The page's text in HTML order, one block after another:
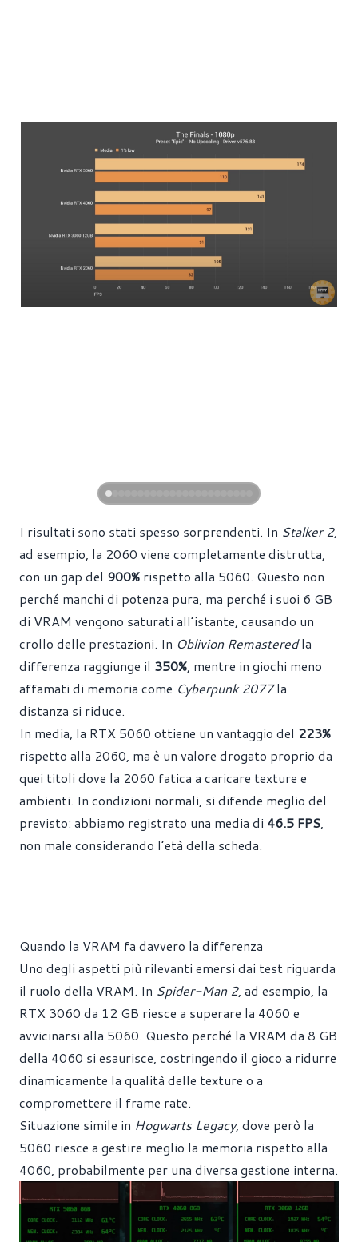
I risultati sono stati spesso sorprendenti. In Stalker 2,
ad esempio, la 2060 viene completamente distrutta,
con un gap del 900% rispetto alla 5060. Questo non
perché manchi di potenza pura, ma perché i suoi 6 GB
di VRAM vengono saturati all’istante, causando un
crollo delle prestazioni. In Oblivion Remasteredla
differenza raggiunge il 350%, mentre in giochi meno
affamati di memoria come Cyberpunk 2077la
distanza si riduce.
In media, la RTX 5060 ottiene un vantaggio del 223%
rispetto alla 2060, ma è un valore drogato proprio da
quei titoli dove la 2060 fatica a caricare texture e
ambienti. In condizioni normali, si difende meglio del
previsto: abbiamo registrato una media di 46.5 FPS,
non male considerando l’età della scheda.
Quando la VRAM fa davvero la differenza
Uno degli aspetti più rilevanti emersi dai test riguarda
il ruolo della VRAM. In Spider-Man 2, ad esempio, la
RTX 3060 da 12 GB riesce a superare la 4060 e
avvicinarsi alla 5060. Questo perché la VRAM da 8 GB
della 4060 si esaurisce, costringendo il gioco a ridurre
dinamicamente la qualità delle texture o a
compromettere il frame rate.
Situazione simile in Hogwarts Legacy, dove però la
5060 riesce a gestire meglio la memoria rispetto alla
4060, probabilmente per una diversa gestione interna.